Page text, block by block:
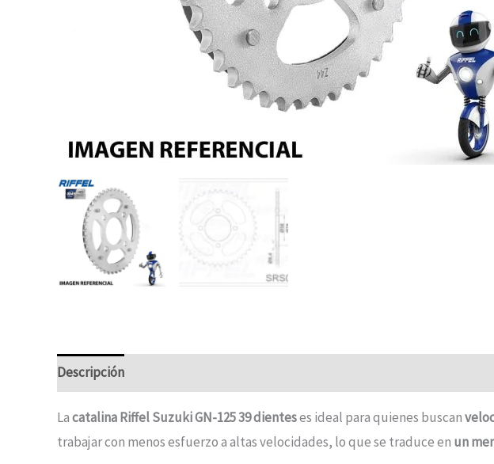
Descripción
Lacatalina Riffel Suzuki GN-125 39 dienteses ideal para quienes buscan
trabajar con menos esfuerzo a altas velocidades, lo que se traduce en un